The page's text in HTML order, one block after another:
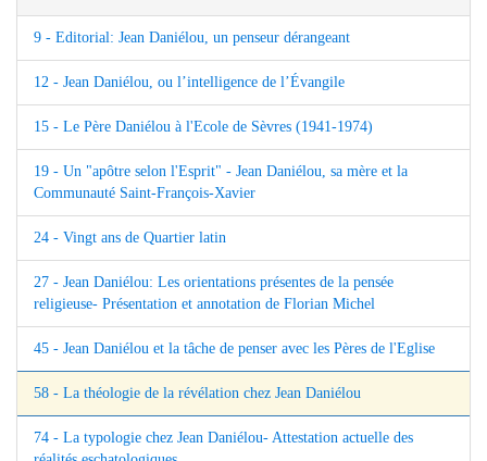
9 - Editorial: Jean Daniélou, un penseur dérangeant
12 - Jean Daniélou, ou l’intelligence de l’Évangile
15 - Le Père Daniélou à l'Ecole de Sèvres (1941-1974)
19 - Un "apôtre selon l'Esprit" - Jean Daniélou, sa mère et la
Communauté Saint-François-Xavier
24 - Vingt ans de Quartier latin
27 - Jean Daniélou: Les orientations présentes de la pensée
religieuse- Présentation et annotation de Florian Michel
45 - Jean Daniélou et la tâche de penser avec les Pères de l'Eglise
58 - La théologie de la révélation chez Jean Daniélou
74 - La typologie chez Jean Daniélou- Attestation actuelle des